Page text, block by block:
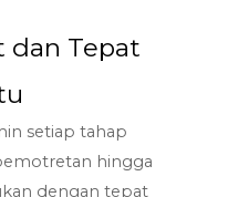
dan Tepat
setiap tahap
hingga
dengan tepat